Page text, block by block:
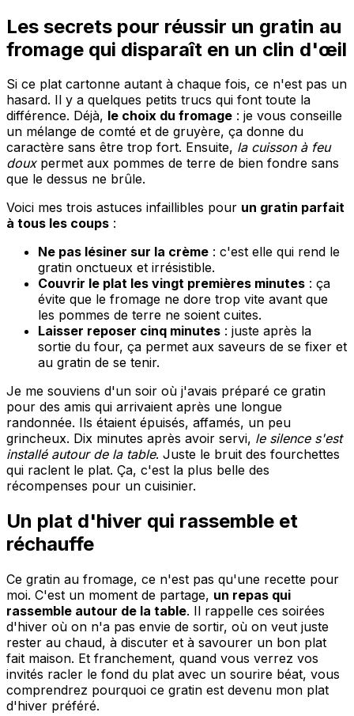
Les secrets pour réussir un gratin au
fromage qui disparaît en un clin d'œil
Si ce plat cartonne autant à chaque fois, ce n'est pas un
hasard. Il y a quelques petits trucs qui font toute la
différence. Déjà, le choix du fromage : je vous conseille
un mélange de comté et de gruyère, ça donne du
caractère sans être trop fort. Ensuite, la cuisson à feu
douxpermet aux pommes de terre de bien fondre sans
que le dessus ne brûle.
Voici mes trois astuces infaillibles pour un gratin parfait
à tous les coups :
Ne pas lésiner sur la crème : c'est elle qui rend le
gratin onctueux et irrésistible.
Couvrir le plat les vingt premières minutes : ça
évite que le fromage ne dore trop vite avant que
les pommes de terre ne soient cuites.
Laisser reposer cinq minutes : juste après la
sortie du four, ça permet aux saveurs de se fixer et
au gratin de se tenir.
Je me souviens d'un soir où j'avais préparé ce gratin
pour des amis qui arrivaient après une longue
randonnée. Ils étaient épuisés, affamés, un peu
grincheux. Dix minutes après avoir servi, le silence s'est
installé autour de la table. Juste le bruit des fourchettes
qui raclent le plat. Ça, c'est la plus belle des
récompenses pour un cuisinier.
Un plat d'hiver qui rassemble et
réchauffe
Ce gratin au fromage, ce n'est pas qu'une recette pour
moi. C'est un moment de partage, un repas qui
rassemble autour de la table. Il rappelle ces soirées
d'hiver où on n'a pas envie de sortir, où on veut juste
rester au chaud, à discuter et à savourer un bon plat
fait maison. Et franchement, quand vous verrez vos
invités racler le fond du plat avec un sourire béat, vous
comprendrez pourquoi ce gratin est devenu mon plat
d'hiver préféré.